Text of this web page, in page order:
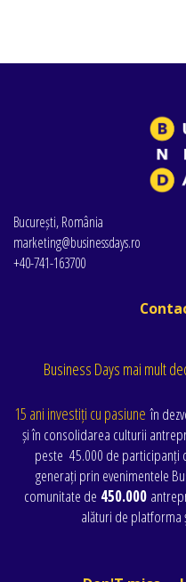
București, România
marketing@businessdays.ro
+40-741-163700
Business Days mai mult
15 ani investiți cu pasiune în
și în consolidarea culturii
peste 45.000 de participanți
generați prin evenimentele
comunitate de 450.000
alături de platforma